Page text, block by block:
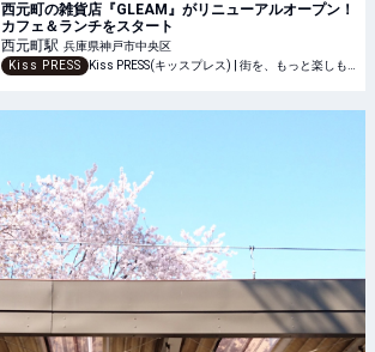
西元町の雑貨店『GLEAM』がリニューアルオープン！
カフェ＆ランチをスタート
西元町駅 兵庫県神戸市中央区
Kiss PRESS